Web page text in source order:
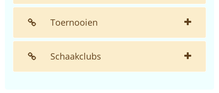
Toernooien
Schaakclubs